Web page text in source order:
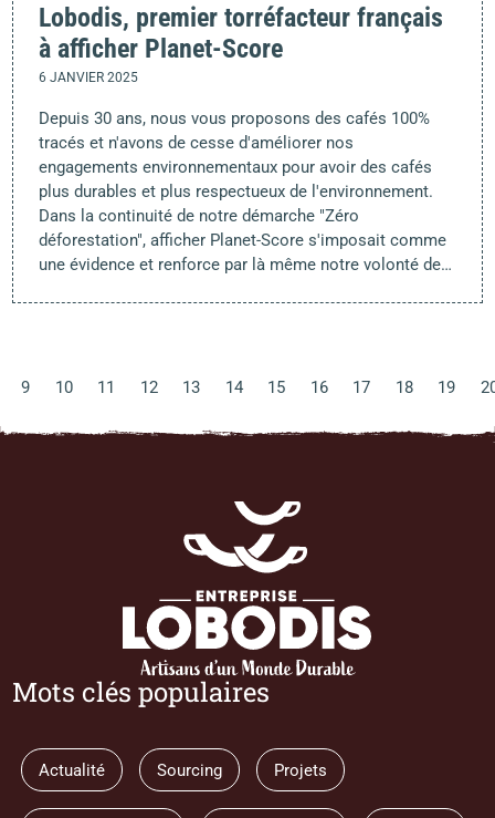
Lobodis, premier torréfacteur français
à afficher Planet-Score
6 JANVIER 2025
Depuis 30 ans, nous vous proposons des cafés 100%
tracés et n'avons de cesse d'améliorer nos
engagements environnementaux pour avoir des cafés
plus durables et plus respectueux de l'environnement.
Dans la continuité de notre démarche "Zéro
déforestation", afficher Planet-Score s'imposait comme
une évidence et renforce par là même notre volonté de…
9 10 11 12 13 14 15 16 17 18 19
Mots clés populaires
Actualité Sourcing Projets